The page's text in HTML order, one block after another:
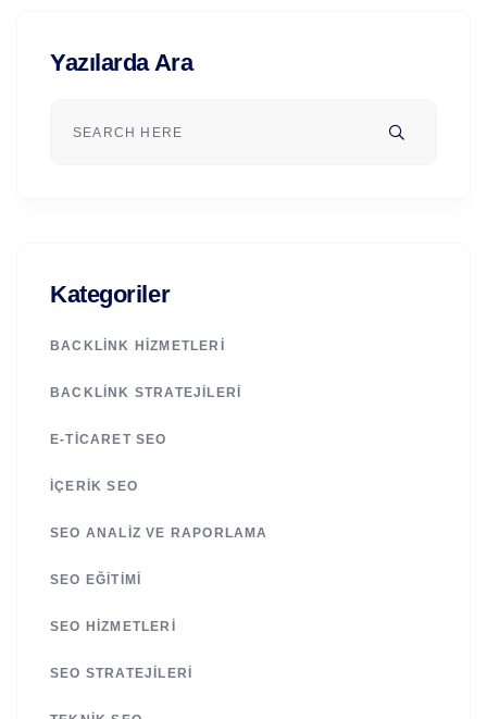
Yazılarda Ara
Kategoriler
BACKLINK HIZMETLERI
BACKLINK STRATEJILERI
E-TICARET SEO
İÇERIK SEO
SEO ANALIZ VE RAPORLAMA
SEO EĞITIMI
SEO HIZMETLERI
SEO STRATEJILERI